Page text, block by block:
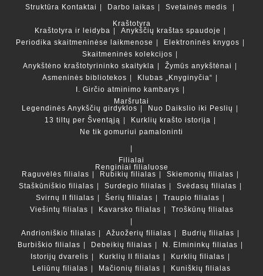
Struktūra Kontaktai Darbo laikas
Svetainės medis
Kraštotyra
Kraštotyra ir leidyba
Anykščių kraštas spaudoje
Periodika skaitmeninėse laikmenose
Elektroninės knygos
Skaitmeninės kolekcijos
Anykštėno kraštotyrininko skaitykla
Žymūs anykštėnai
Asmeninės bibliotekos
Klubas „Knyginyčia“
I. Girčio atminimo kambarys
Maršrutai
Legendinės Anykščių girdyklos
Nuo Daikslio iki Peslių
13 tiltų per Šventąją
Kurklių krašto istorija
Ne tik gomuriui pamaloninti
Filialai
Renginiai filialuose
Raguvėlės filialas
Rubikių filialas
Skiemonių filialas
Staškūniškio filialas
Surdegio filialas
Svėdasų filialas
Svirnų II filialas
Šerių filialas
Traupio filialas
Viešintų filialas
Kavarsko filialas Troškūnų filialas
Andrioniškio filialas Ažuožerių filialas
Budrių filialas
Burbiškio filialas
Debeikių filialas
N. Elmininkų filialas
Istorijų dvarelis
Kurklių II filialas
Kurklių filialas
Leliūnų filialas
Mačionių filialas Kuniškių filialas